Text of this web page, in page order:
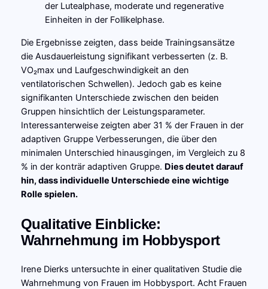
der Lutealphase, moderate und regenerative
Einheiten in der Follikelphase.
Die Ergebnisse zeigten, dass beide Trainingsansätze
die Ausdauerleistung signifikant verbesserten (z. B.
VO₂max und Laufgeschwindigkeit an den
ventilatorischen Schwellen). Jedoch gab es keine
signifikanten Unterschiede zwischen den beiden
Gruppen hinsichtlich der Leistungsparameter.
Interessanterweise zeigten aber 31 % der Frauen in der
adaptiven Gruppe Verbesserungen, die über den
minimalen Unterschied hinausgingen, im Vergleich zu 8
% in der konträr adaptiven Gruppe. Dies deutet darauf
hin, dass individuelle Unterschiede eine wichtige
Rolle spielen.
Qualitative Einblicke:
Wahrnehmung im Hobbysport
Irene Dierks untersuchte in einer qualitativen Studie die
Wahrnehmung von Frauen im Hobbysport. Acht Frauen